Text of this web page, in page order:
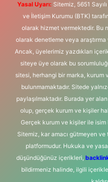
Yasal Uyarı: Sitemiz, 5651
ve İletişim Kurumu (BTK)
olarak hizmet vermektedir. Bu
olarak denetleme veya
Ancak, üyelerimiz yazdıkları
siteye üye olarak bu
sitesi, herhangi bir marka, kurum
bulunmamaktadır. Sitede
paylaşılmaktadır. Burada yer
olup, gerçek kurum ve kişiler
Gerçek kurum ve kişiler ile
Sitemiz, kar amacı gütmeyen
platformudur. Hukuka ve
düşündüğünüz içerikleri,
bildirmeniz halinde, ilgili